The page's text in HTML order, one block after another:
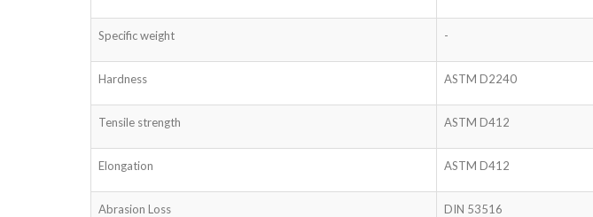
Specific weight -
Hardness ASTM D2240
Tensile strength ASTM D412
Elongation ASTM D412
Abrasion Loss DIN 53516